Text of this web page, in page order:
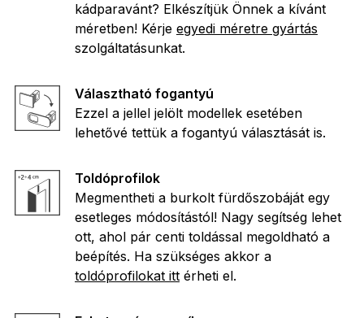
kádparavánt? Elkészítjük Önnek a kívánt
méretben! Kérje egyedi méretre gyártás
szolgáltatásunkat.
Választható fogantyú
Ezzel a jellel jelölt modellek esetében
lehetővé tettük a fogantyú választását is.
Toldóprofilok
Megmentheti a burkolt fürdőszobáját egy
esetleges módosítástól! Nagy segítség lehet
ott, ahol pár centi toldással megoldható a
beépítés. Ha szükséges akkor a
toldóprofilokat itt érheti el.